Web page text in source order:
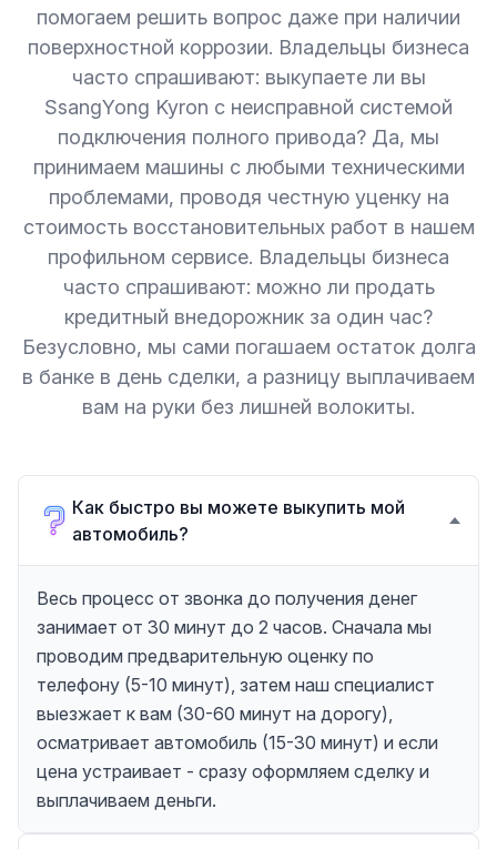
помогаем решить вопрос даже при наличии
поверхностной коррозии. Владельцы бизнеса
часто спрашивают: выкупаете ли вы
SsangYong Kyron с неисправной системой
подключения полного привода? Да, мы
принимаем машины с любыми техническими
проблемами, проводя честную уценку на
стоимость восстановительных работ в нашем
профильном сервисе. Владельцы бизнеса
часто спрашивают: можно ли продать
кредитный внедорожник за один час?
Безусловно, мы сами погашаем остаток долга
в банке в день сделки, а разницу выплачиваем
вам на руки без лишней волокиты.
Как быстро вы можете выкупить мой
автомобиль?
Весь процесс от звонка до получения денег
занимает от 30 минут до 2 часов. Сначала мы
проводим предварительную оценку по
телефону (5-10 минут), затем наш специалист
выезжает к вам (30-60 минут на дорогу),
осматривает автомобиль (15-30 минут) и если
цена устраивает - сразу оформляем сделку и
выплачиваем деньги.